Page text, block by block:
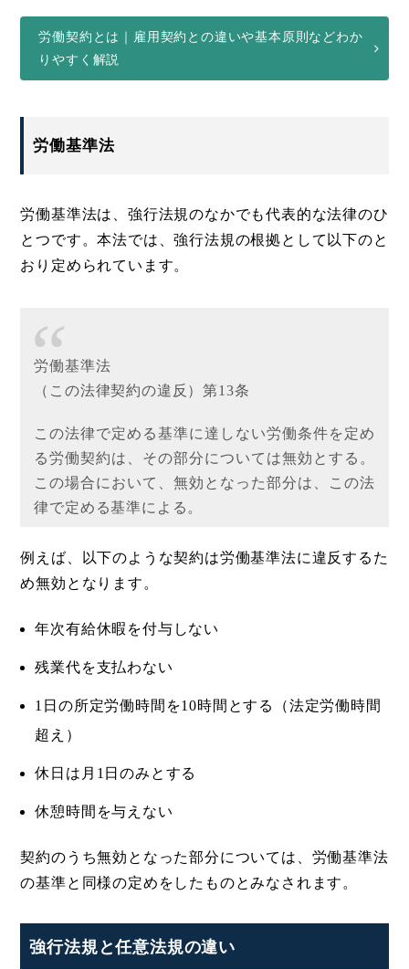
労働契約とは｜雇用契約との違いや基本原則などわか
りやすく解説
労働基準法
労働基準法は、強行法規のなかでも代表的な法律のひ
とつです。本法では、強行法規の根拠として以下のと
おり定められています。
労働基準法
（この法律契約の違反）第13条
この法律で定める基準に達しない労働条件を定め
る労働契約は、その部分については無効とする。
この場合において、無効となった部分は、この法
律で定める基準による。
例えば、以下のような契約は労働基準法に違反するた
め無効となります。
年次有給休暇を付与しない
残業代を支払わない
1日の所定労働時間を10時間とする（法定労働時間
超え）
休日は月1日のみとする
休憩時間を与えない
契約のうち無効となった部分については、労働基準法
の基準と同様の定めをしたものとみなされます。
強行法規と任意法規の違い